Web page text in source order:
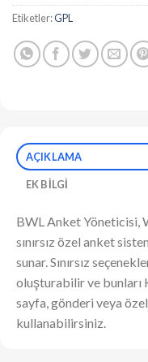
Etiketler:GPL
AÇIKLAMA
EK BILGI
BWL Anket Yöneticisi,
sınırsız özel anket
sunar. Sınırsız
oluşturabilir ve bunları
sayfa, gönderi veya
kullanabilirsiniz.